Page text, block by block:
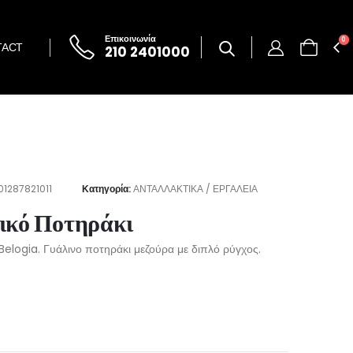
Επικοινωνία
210 2401000
0
Κατηγορία:ΑΝΤΑΛΛΑΚΤΙΚΑ / ΕΡΓΑΛΕΙΑ
Ποτηράκι
Γυάλινο ποτηράκι μεζούρα με διπλό ρύγχος.